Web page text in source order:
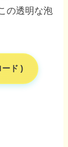
の透明な泡
ード )